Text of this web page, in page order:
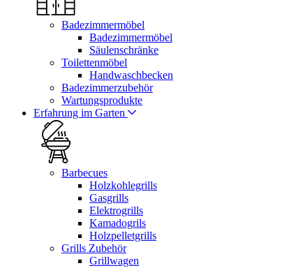
Badezimmermöbel
Badezimmermöbel
Säulenschränke
Toilettenmöbel
Handwaschbecken
Badezimmerzubehör
Wartungsprodukte
Erfahrung im Garten
Barbecues
Holzkohlegrills
Gasgrills
Elektrogrills
Kamadogrils
Holzpelletgrills
Grills Zubehör
Grillwagen